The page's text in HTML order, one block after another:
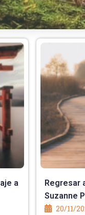
a
Regresar
Suzanne
20/11/